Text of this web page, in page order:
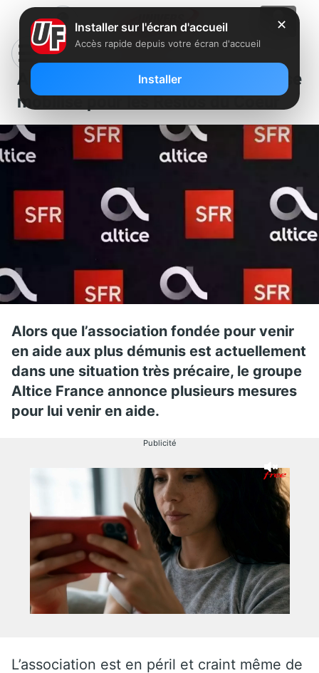
Altice (SFR/BFMTV/RMC) se
mobilise pour les Restos du Coeur
Alors que l’association fondée pour venir
en aide aux plus démunis est actuellement
dans une situation très précaire, le groupe
Altice France annonce plusieurs mesures
pour lui venir en aide.
Publicité
L’association est en péril et craint même de
✕
Installer sur l'écran d'accueil
Accès rapide depuis votre écran d'accueil
Installer